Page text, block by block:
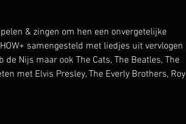
& zingen om hen een onvergetelijke
samengesteld met liedjes uit vervlogen
Nijs maar ook The Cats, The Beatles, The
met Elvis Presley, The Everly Brothers, Roy